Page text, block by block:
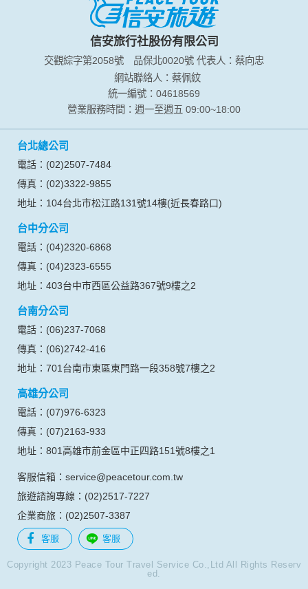
於一般瀏覽時，伺服器會自行記錄相關行徑，包括您使用連線
設備的 IP 位址、使用時間、使用的瀏覽器、瀏覽及點選資料記
錄等，做為我們增進網站服務的參考依據，此記錄為內部應
用，決不對外公布。
為提供精確的服務，我們會將收集的問卷調查內容進行統計與
分析，分析結果之統計數據或說明文字呈現，除供內部研究
外，我們會視需要公佈統計數據及說明文字，但不涉及特定個
人之資料。
的個人資料揭露予第三人或使用於蒐集目的以外之其他用途。
在您於本網站註冊帳號、使用本網站相關產品、服務、活動或
贈獎時，本網站會收集您的個人識別資料，本網站也可以從商
業夥伴處取得個人資料。
當客戶在本網站註冊時，我們會取得您的姓名、電話、住址、
身份證字號、電子郵件、出生日期、性別、行業等相關資料，
料。註冊時，本網站取得您的姓名、電話、住址、身份證字
號、電子郵件、出生日期、性別、行業等相關資料，當您註冊
成功，並登入使用我們的服務後，本網站即取得您的資料。
其他除了上述，會保留您在上網瀏覽或查詢時，伺服器自行產
生的相關記錄，包括您使用連線設備的 IP 位址、使用時間、使
的瀏覽器予以標示，歸納使用者瀏覽器在本網站內部所瀏覽的
網頁，除非您願意告知您的個人資料，否則本網站不會也無法
將此項記錄和您對應。請您注意，在本網站網刊登廣告之廠
商，或與連結本網站，也可能蒐集您個人的資料。對於您主動
提供的個人資訊，這些廣告廠商、或連結網站有其個別的私權
公司不負任何連帶責任。
本網站將在事前或註冊登錄取得您的同意後，傳送商業性資料
或電子郵件給您。本公司除了在該資料或電子郵件上註明是由
本公司發送，也會在該資料或電子郵件上提供您能隨時停止接
收這些資料或電子郵件的方法及說明。
資料使用:
本公司不會向任何人出售或出借您的個人識別資料。
資料：
1.遵守法令或政府機關的要求；或我們發覺您在網站上的行為
違反本公司旗下網站的會員條款或產品、服務的特定使用指
南。
2.為了保護使用者個人隱私，我們無法為您查詢其他使用者的
信安旅行社股份有限公司
交觀綜字第2058號 品保北0020號 代表人：蔡向忠
網站聯絡人：蔡佩紋
統一編號：04618569
營業服務時間：週一至週五 09:00~18:00
台北總公司
電話：(02)2507-7484
傳真：(02)3322-9855
地址：104台北市松江路131號14樓(近長春路口)
台中分公司
電話：(04)2320-6868
傳真：(04)2323-6555
地址：403台中市西區公益路367號9樓之2
台南分公司
電話：(06)237-7068
傳真：(06)2742-416
地址：701台南市東區東門路一段358號7樓之2
高雄分公司
電話：(07)976-6323
傳真：(07)2163-933
地址：801高雄市前金區中正四路151號8樓之1
客服信箱：service@peacetour.com.tw
旅遊諮詢專線：(02)2517-7227
企業商旅：(02)2507-3387
客服 客服
Copyright 2023 Peace Tour Travel Service Co.,Ltd All Rights Reserv
ed.